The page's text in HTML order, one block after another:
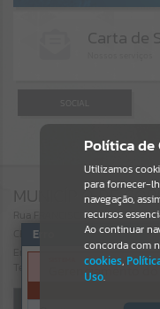
SOCIAL
MUNICÍPIO DE
Rua FRANCISCO MEES, Nº
CEP: 89.390-140
Email:
(47) 3375-6500
Visualizar Endereço no
Política de
Utilizamos
para fornecer-
navegação,
recursos
Ao continuar
concorda com
cookies,
Uso.
Erro
Gerenciamento